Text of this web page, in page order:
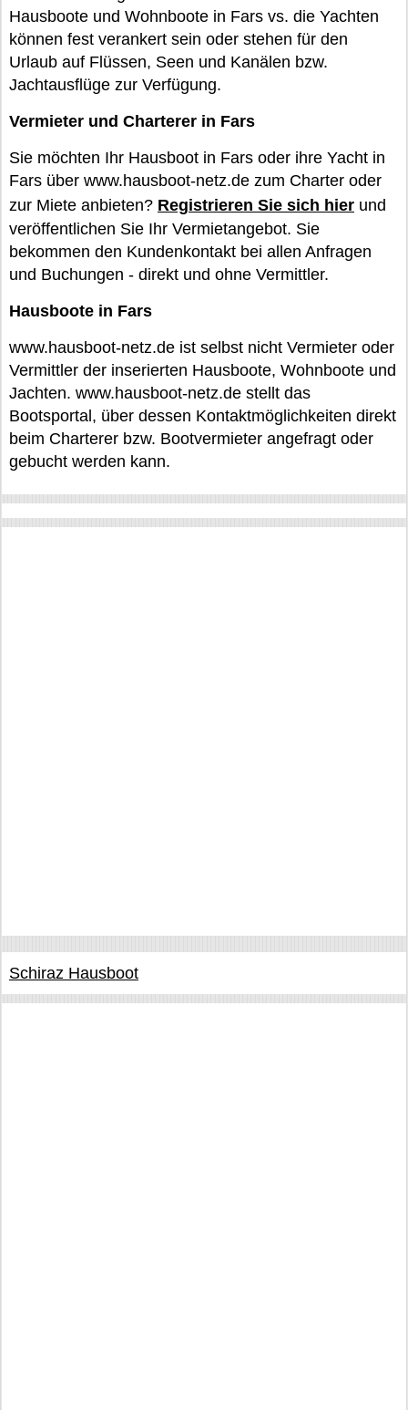
Hausboote und Wohnboote in Fars vs. die Yachten
können fest verankert sein oder stehen für den
Urlaub auf Flüssen, Seen und Kanälen bzw.
Jachtausflüge zur Verfügung.
Vermieter und Charterer in Fars
Sie möchten Ihr Hausboot in Fars oder ihre Yacht in
Fars über www.hausboot-netz.de zum Charter oder
zur Miete anbieten? Registrieren Sie sich hier und
veröffentlichen Sie Ihr Vermietangebot. Sie
bekommen den Kundenkontakt bei allen Anfragen
und Buchungen - direkt und ohne Vermittler.
Hausboote in Fars
www.hausboot-netz.de ist selbst nicht Vermieter oder
Vermittler der inserierten Hausboote, Wohnboote und
Jachten. www.hausboot-netz.de stellt das
Bootsportal, über dessen Kontaktmöglichkeiten direkt
beim Charterer bzw. Bootvermieter angefragt oder
gebucht werden kann.
Schiraz Hausboot